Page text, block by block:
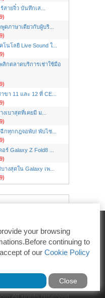
สายจิ๋ว บันทึกเส...
ภาษาเดียวกับผู้บริ...
นโลยี Live Sound ใ...
ลิกตลาดบริการเช่าใช้มือ
ขา 11 และ 12 ที่ CE...
เบาสุดที่เคยมี ม...
กทุกกฎจอพับ! พับไซ...
ร์ Galaxy Z Fold8 ...
งสุดใน Galaxy เพ...
All rights reserved.
your browsing
continuing to
of our Cookie Policy
Close